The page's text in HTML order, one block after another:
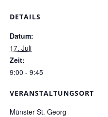
DETAILS
Datum:
17. Juli
Zeit:
9:00 - 9:45
VERANSTALTUNGSORT
Münster St. Georg